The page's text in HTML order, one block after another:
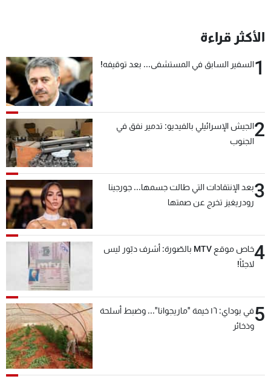
الأكثر قراءة
1السفير السابق في المستشفى... بعد توقيفه!
2الجيش الإسرائيلي بالفيديو: تدمير نفق في
الجنوب
3بعد الإنتقادات التي طالت جسمها... جورجينا
رودريغيز تخرج عن صمتها
4
خاص موقع MTV بالصّورة: أشرف دبّور ليس
لاجئاً!
5
في بوداي: ١٦ خيمة "ماريجوانا"... وضبط أسلحة
وذخائر